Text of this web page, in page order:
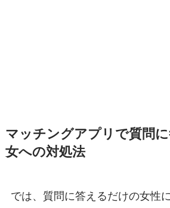
マッチングアプリで質問
女への対処法
では、質問に答えるだけの女性